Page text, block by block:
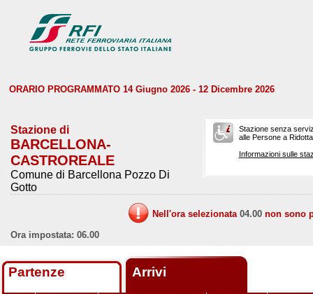
ORARIO PROGRAMMATO 14 Giugno 2026 - 12 Dicembre 2026
Stazione di
BARCELLONA-
CASTROREALE
Comune di Barcellona Pozzo Di
Gotto
Stazione senza
alle Persone a
Informazioni sulle
Nell'ora selezionata 04.00 non sono
Ora impostata: 06.00
Partenze Arrivi